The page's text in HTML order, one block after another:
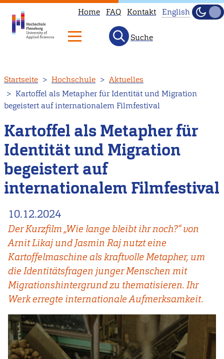
zum
Inhalt
Home FAQ Kontakt
available
English.
Head
to
English
main
instead.
English
Hell
Suche
Startseite Hochschule
Aktuelles
Kartoffel als Metapher für Identität und Migration
begeistert auf internationalem Filmfestival
Kartoffel als Metapher für
Identität und Migration
begeistert auf
internationalem Filmfestival
10.12.2024
Der Kurzfilm „Wie lange bleibt ihr noch?“ von
Arnit Likaj und Jasmin Raj nutzt eine
Kartoffelmaschine als kraftvolle Metapher, um
die Identitätsfragen junger Menschen mit
Migrationshintergrund zu thematisieren. Ihr
Werk erregte internationale Aufmerksamkeit.